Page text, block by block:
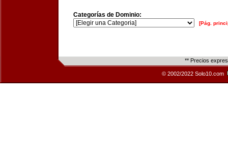
Categorías de Dominio:
[Pág.
** Precios
© 2002/2022 Solo10.com